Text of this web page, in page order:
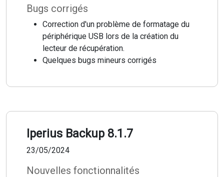
Bugs corrigés
Correction d'un problème de formatage du
périphérique USB lors de la création du
lecteur de récupération.
Quelques bugs mineurs corrigés
Iperius Backup 8.1.7
23/05/2024
Nouvelles fonctionnalités